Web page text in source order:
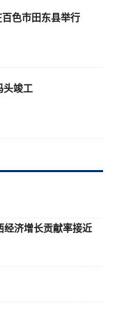
色市田东县举行
头竣工
经济增长贡献率接近